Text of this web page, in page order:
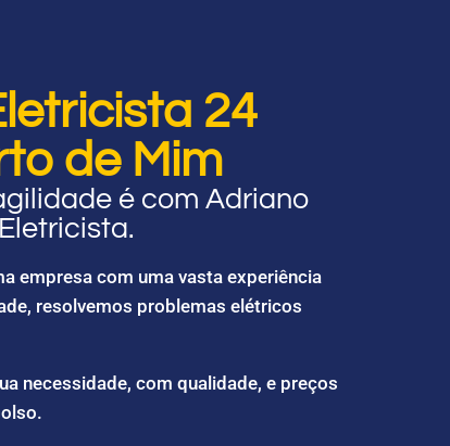
24
de Mim
é com Adriano
Eletricista.
empresa com uma vasta experiência
resolvemos problemas elétricos
necessidade, com qualidade, e preços